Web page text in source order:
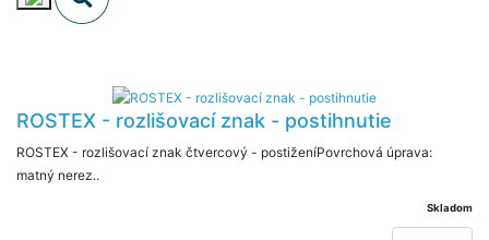
ROSTEX - rozlišovací znak - postihnutie
ROSTEX - rozlišovací znak čtvercový - postiženíPovrchová úprava:
matný nerez..
Skladom